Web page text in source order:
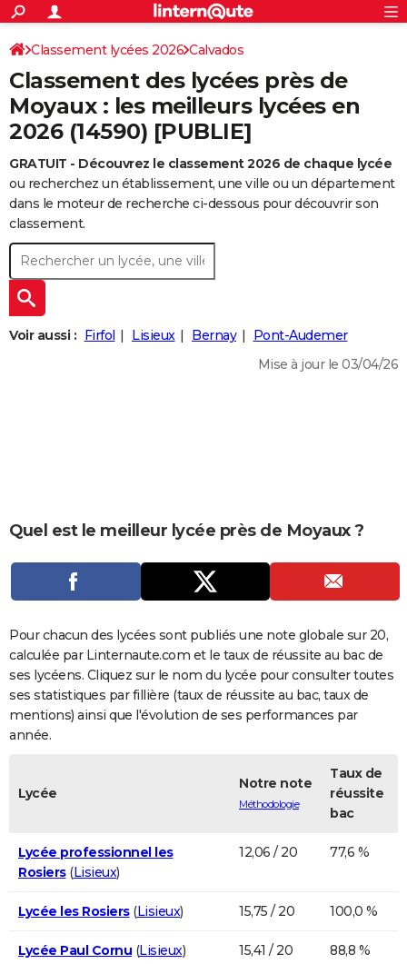
ACTUALITÉS
Politique
Société
Faits Divers
Education
Monde
Villes
+
SPORT
Coupe du monde 2026
Football
Tennis
Cyclisme
Rugby
Forum
Programme TV
TNT
Streaming
Cinéma
Sorties cinéma
Musique
+
FINANCE
Retraite
Impôts
Epargne
Immobilier
Risques naturels par ville
Banque
Assurance
Crédit
AUTO
Essais
Réserver un essai
Citadines
Berlines
SUV
Forum auto
+
HIGH-TECH
BRICOLAGE
Forum
Aménagement intérieur
Extérieur
Cuisine
Salle de bains
Jardinage
Rangement
+WEEK-END
Guides de France
Escapades
Patrimoine
Expositions
Musées
Week-end nature
+
LIFESTYLE
CARTE DE VOEUX
Carte de Noël
Carte Bonne année
Carte Saint-Valentin
Carte Pâques
Carte d'anniversaire
DICTIONNAIRE
COPAINS D'AVANT
S'inscrire
Se connecter
Lycées
Collèges
Primaires
Universités
Entreprises
Service militaire
Avis de recherche
AVIS DE DÉCÈS
FORUM
S'inscrire
Connexion
Classement lycées 2026 Calvados
Classement des lycées près de
Moyaux : les meilleurs lycées en
2026 (14590) [PUBLIE]
GRATUIT - Découvrez le classement 2026 de chaque lycée
ou recherchez un établissement, une ville ou un département
dans le moteur de recherche ci-dessous pour découvrir son
classement.
Voir aussi : Firfol Lisieux Bernay
Pont-Audemer
Mise à jour le 03/04/26
Quel est le meilleur lycée près de Moyaux ?
Pour chacun des lycées sont publiés une note globale sur 20,
calculée par Linternaute.com et le taux de réussite au bac de
ses lycéens. Cliquez sur le nom du lycée pour consulter toutes
ses statistiques par fillière (taux de réussite au bac, taux de
mentions) ainsi que l'évolution de ses performances par
année.
Lycée
Notre note
Méthodologie
Taux de
réussite
bac
Lycée professionnel les
Rosiers(Lisieux)
12,06 / 20 77,6 %
Lycée les Rosiers(Lisieux) 15,75 / 20 100,0 %
Lycée Paul Cornu (Lisieux) 15,41 / 20 88,8 %